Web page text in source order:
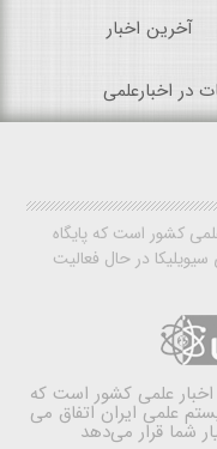
آخرین اخبار
در اخبارعلمی
کشور است که پایگاه
در حال فعالیت
علمی کشور است که
علمی ایران اتفاق می
شما قرار می‌دهد